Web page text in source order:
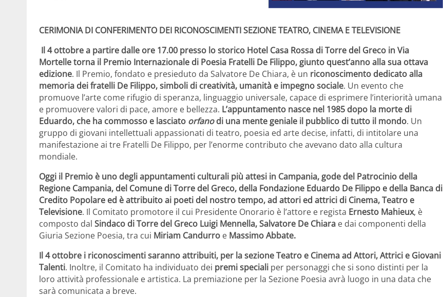
CERIMONIA DI CONFERIMENTO DEI RICONOSCIMENTI SEZIONE TEATRO, CINEMA E TELEVISIONE
Il 4 ottobre a partire dalle ore 17.00 presso lo storico Hotel Casa Rossa di Torre del Greco in Via
Mortelle torna il Premio Internazionale di Poesia Fratelli De Filippo, giunto quest’anno alla sua ottava
edizione. Il Premio, fondato e presieduto da Salvatore De Chiara, è un riconoscimento dedicato alla
memoria dei fratelli De Filippo, simboli di creatività, umanità e impegno sociale. Un evento che
promuove l’arte come rifugio di speranza, linguaggio universale, capace di esprimere l’interiorità umana
e promuovere valori di pace, amore e bellezza. L’appuntamento nasce nel 1985 dopo la morte di
Eduardo, che ha commosso e lasciato orfanodi una mente geniale il pubblico di tutto il mondo. Un
gruppo di giovani intellettuali appassionati di teatro, poesia ed arte decise, infatti, di intitolare una
manifestazione ai tre Fratelli De Filippo, per l’enorme contributo che avevano dato alla cultura
mondiale.
Oggi il Premio è uno degli appuntamenti culturali più attesi in Campania, gode del Patrocinio della
Regione Campania, del Comune di Torre del Greco, della Fondazione Eduardo De Filippo e della Banca di
Credito Popolare ed è attribuito ai poeti del nostro tempo, ad attori ed attrici di Cinema, Teatro e
Televisione. Il Comitato promotore il cui Presidente Onorario è l’attore e regista Ernesto Mahieux, è
composto dal Sindaco di Torre del Greco Luigi Mennella, Salvatore De Chiara e dai componenti della
Giuria Sezione Poesia, tra cui Miriam Candurro e Massimo Abbate.
Il 4 ottobre i riconoscimenti saranno attribuiti, per la sezione Teatro e Cinema ad Attori, Attrici e Giovani
Talenti. Inoltre, il Comitato ha individuato dei premi speciali per personaggi che si sono distinti per la
loro attività professionale e artistica. La premiazione per la Sezione Poesia avrà luogo in una data che
sarà comunicata a breve.